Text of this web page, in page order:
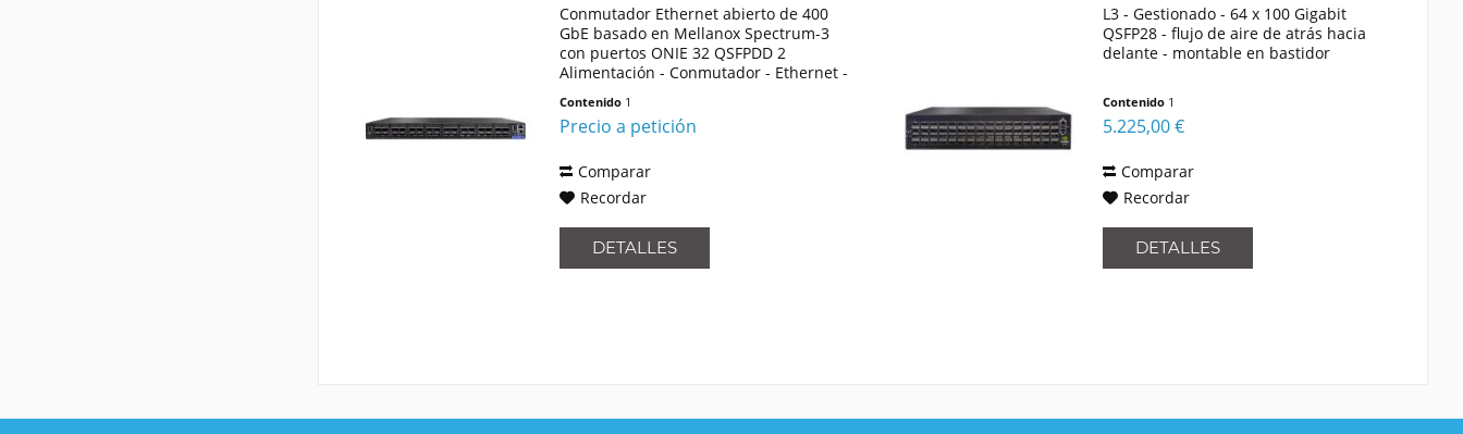
Conmutador Ethernet abierto de 400
GbE basado en Mellanox Spectrum-3
con puertos ONIE 32 QSFPDD 2
Alimentación - Conmutador - Ethernet -
Contenido 1
Precio a petición
Comparar
Recordar
DETALLES
L3 - Gestionado - 64 x 100 Gigabit
QSFP28 - flujo de aire de atrás hacia
delante - montable en bastidor
Contenido 1
5.225,00 €
Comparar
Recordar
DETALLES